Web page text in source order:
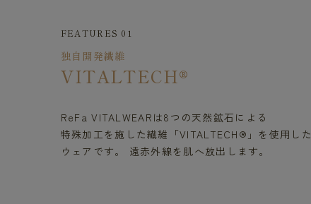
FEATURES 01
独自開発繊維
VITALTECH®
ReFa VITALWEARは8つの天然鉱石による
特殊加工を施した繊維「VITALTECH®」を使用した
ウェアです。 遠赤外線を肌へ放出します。